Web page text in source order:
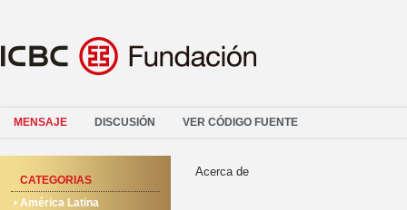
MENSAJE DISCUSIÓN VER CÓDIGO FUENTE
CATEGORIAS
América Latina
Acerca de